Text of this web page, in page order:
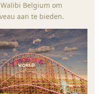
Belgium om
aan te bieden.